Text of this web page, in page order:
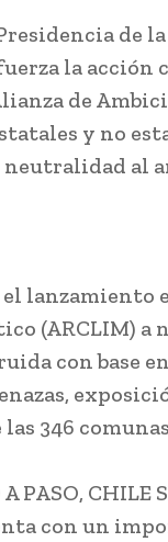
de la
la acción
de
y no
al
lanzamiento
(ARCLIM) a
con base
las 346
CHILE
con un